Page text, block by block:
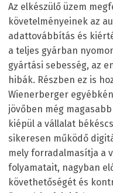
Az elkészülő üzem
követelményeinek az
adattovábbítás és
a teljes gyárban
gyártási sebesség, az
hibák. Részben ez is
Wienerberger
jövőben még
kiépül a vállalat
sikeresen működő
mely forradalmasítja a
folyamatait, nagyban
követhetőségét és